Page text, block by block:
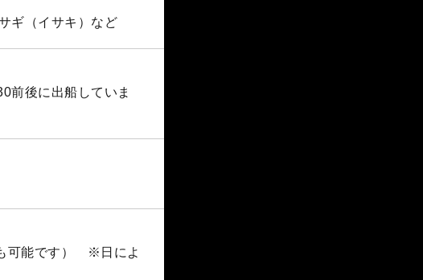
ギ（イサキ）など
前後に出船していま
可能です） ※日によ